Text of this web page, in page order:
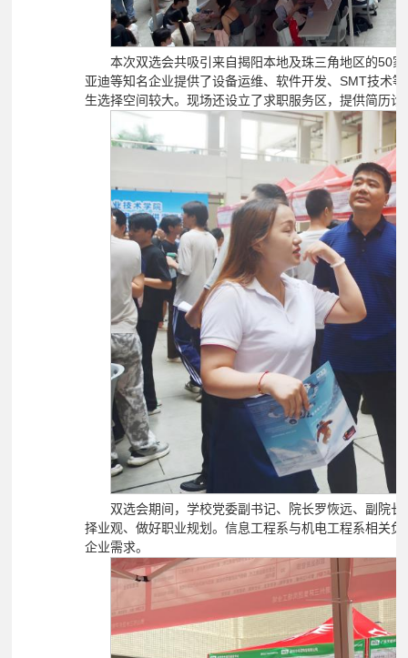
本次双选会共吸引来自揭阳本地及珠三角地区的50
亚迪等知名企业提供了设备运维、软件开发、SMT技术
生选择空间较大。现场还设立了求职服务区，提供简历
双选会期间，学校党委副书记、院长罗恢远、副院
择业观、做好职业规划。信息工程系与机电工程系相关
企业需求。